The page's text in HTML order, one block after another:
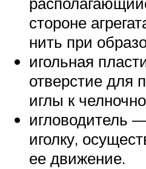
стороне
нить при
игольная
отверстие для
иглы к
игловодитель
иголку,
ее движение.